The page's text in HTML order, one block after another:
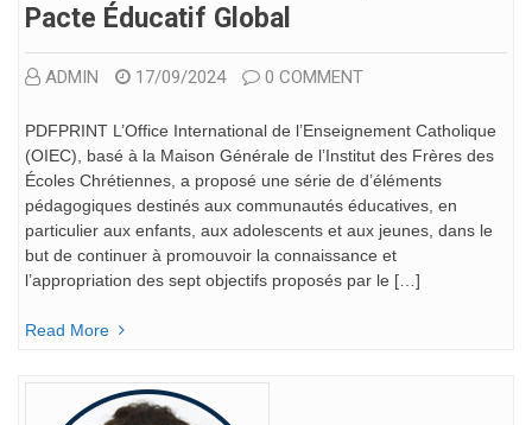
Pacte Éducatif Global
ADMIN 17/09/2024 0 COMMENT
PDFPRINT L’Office International de l’Enseignement Catholique
(OIEC), basé à la Maison Générale de l’Institut des Frères des
Écoles Chrétiennes, a proposé une série de d’éléments
pédagogiques destinés aux communautés éducatives, en
particulier aux enfants, aux adolescents et aux jeunes, dans le
but de continuer à promouvoir la connaissance et
l’appropriation des sept objectifs proposés par le […]
Read More